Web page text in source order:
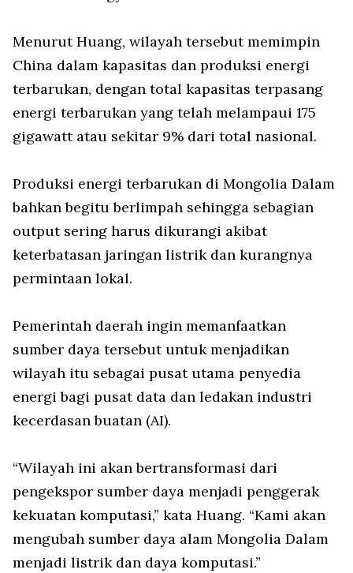
Menurut Huang, wilayah tersebut memimpin
China dalam kapasitas dan produksi energi
terbarukan, dengan total kapasitas terpasang
energi terbarukan yang telah melampaui 175
gigawatt atau sekitar 9% dari total nasional.
Produksi energi terbarukan di Mongolia Dalam
bahkan begitu berlimpah sehingga sebagian
output sering harus dikurangi akibat
keterbatasan jaringan listrik dan kurangnya
permintaan lokal.
Pemerintah daerah ingin memanfaatkan
sumber daya tersebut untuk menjadikan
wilayah itu sebagai pusat utama penyedia
energi bagi pusat data dan ledakan industri
kecerdasan buatan (AI).
“Wilayah ini akan bertransformasi dari
pengekspor sumber daya menjadi penggerak
kekuatan komputasi,” kata Huang. “Kami akan
mengubah sumber daya alam Mongolia Dalam
menjadi listrik dan daya komputasi.”